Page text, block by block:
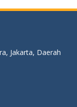
Jakarta, Daerah